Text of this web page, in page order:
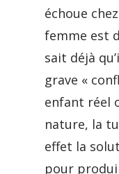
échoue
femme est
sait déjà
grave «
enfant réel
nature, la
effet la
pour